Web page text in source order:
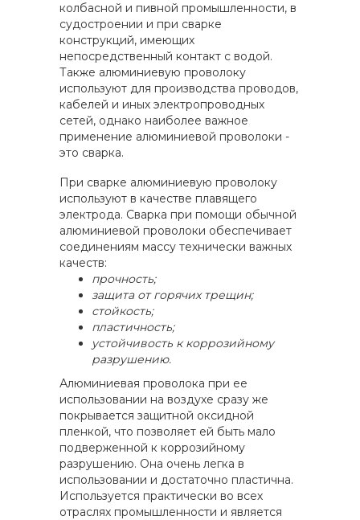
колбасной и пивной промышленности, в
судостроении и при сварке
конструкций, имеющих
непосредственный контакт с водой.
Также алюминиевую проволоку
используют для производства проводов,
кабелей и иных электропроводных
сетей, однако наиболее важное
применение алюминиевой проволоки -
это сварка.
При сварке алюминиевую проволоку
используют в качестве плавящего
электрода. Сварка при помощи обычной
алюминиевой проволоки обеспечивает
соединениям массу технически важных
качеств:
прочность;
защита от горячих трещин;
стойкость;
пластичность;
устойчивость к коррозийному
разрушению.
Алюминиевая проволока при ее
использовании на воздухе сразу же
покрывается защитной оксидной
пленкой, что позволяет ей быть мало
подверженной к коррозийному
разрушению. Она очень легка в
использовании и достаточно пластична.
Используется практически во всех
отраслях промышленности и является